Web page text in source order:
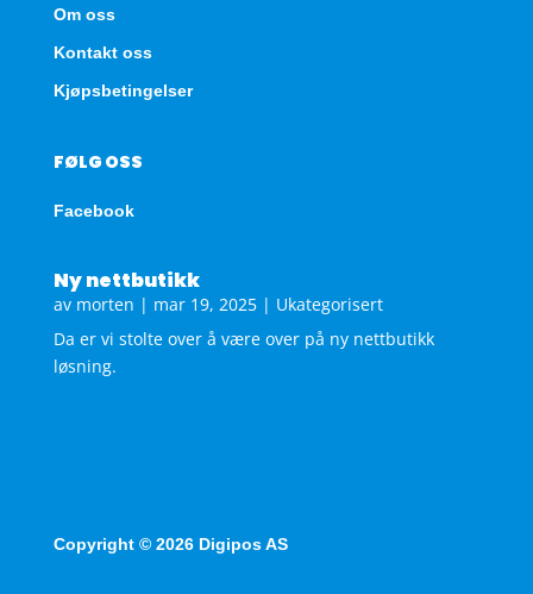
Om oss
Kontakt oss
Kjøpsbetingelser
FØLG OSS
Facebook
Ny nettbutikk
av morten | mar 19, 2025| Ukategorisert
Da er vi stolte over å være over på ny nettbutikk
løsning.
Copyright © 2026 Digipos AS